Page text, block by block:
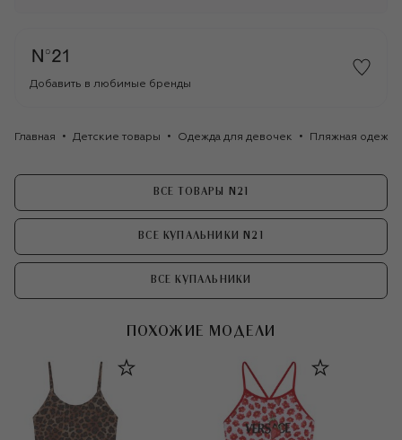
Добавить в любимые бренды
Главная Детские товары Одежда для девочек Пляжная
ВСЕ ТОВАРЫ N21
ВСЕ КУПАЛЬНИКИ N21
ВСЕ КУПАЛЬНИКИ
ПОХОЖИЕ МОДЕЛИ